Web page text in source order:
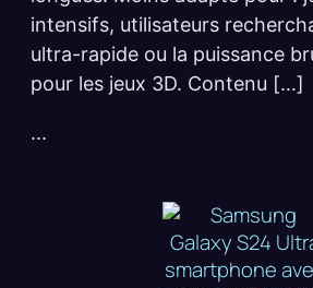
intensifs, utilisateurs
ultra-rapide ou la puissance
pour les jeux 3D. Contenu […]
...